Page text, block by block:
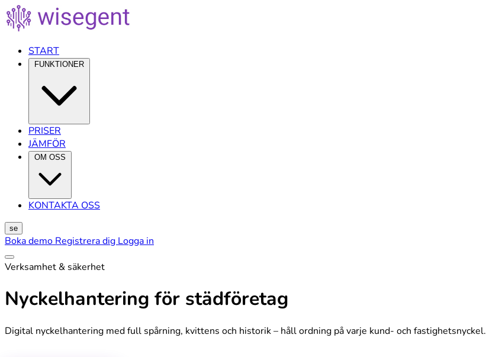
START
FUNKTIONER
PRISER
JÄMFÖR
OM OSS
KONTAKTA OSS
se
Boka demo Registrera dig Logga in
Verksamhet & säkerhet
Nyckelhantering för städföretag
Digital nyckelhantering med full spårning, kvittens och historik – håll ordning på varje kund- och fastighetsnyckel.